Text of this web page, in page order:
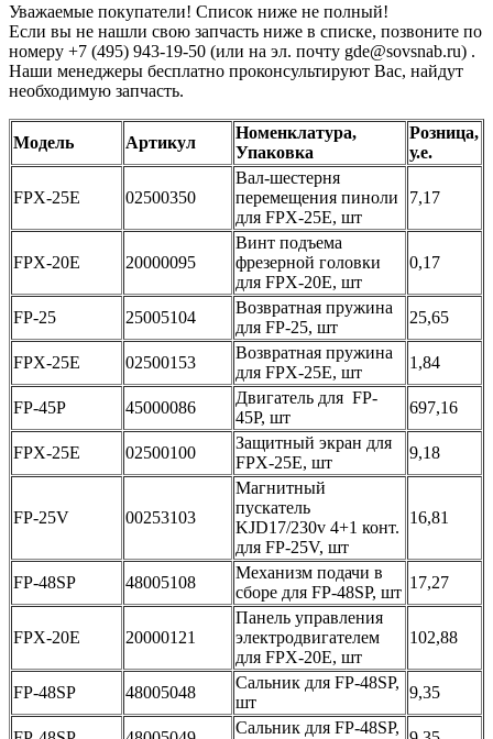
Уважаемые покупатели! Список ниже не полный!
Если вы не нашли свою запчасть ниже в списке, позвоните по
номеру +7 (495) 943-19-50 (или на эл. почту gde@sovsnab.ru) .
Наши менеджеры бесплатно проконсультируют Вас, найдут
необходимую запчасть.
Модель Артикул
Номенклатура,
Упаковка
Розница,
у.е.
FPX-25E 02500350
Вал-шестерня
перемещения пиноли
для FPX-25E, шт
7,17
FPX-20E 20000095
Винт подъема
фрезерной головки
для FPX-20E, шт
0,17
FP-25 25005104
Возвратная пружина
для FP-25, шт
25,65
FPX-25E 02500153
Возвратная пружина
для FPX-25E, шт
1,84
FP-45P 45000086
Двигатель для FP-
45P, шт
697,16
FPX-25E 02500100
Защитный экран для
FPX-25E, шт
9,18
FP-25V 00253103
Магнитный
пускатель
KJD17/230v 4+1 конт.
для FP-25V, шт
16,81
FP-48SP 48005108
Механизм подачи в
сборе для FP-48SP, шт
17,27
FPX-20E 20000121
Панель управления
электродвигателем
для FPX-20E, шт
102,88
FP-48SP 48005048
Сальник для FP-48SP,
шт
9,35
Сальник для FP-48SP,